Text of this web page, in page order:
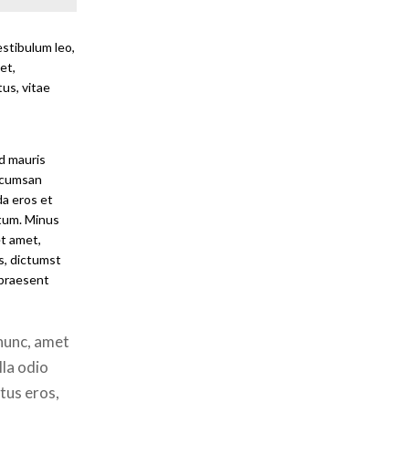
leo,
vitae
mauris
eros et
Minus
amet,
dictumst
amet
odio
eros,